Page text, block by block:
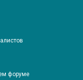
форуме